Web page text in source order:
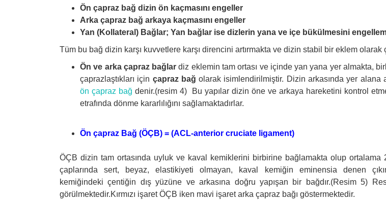
Ön çapraz bağ dizin ön kaçmasını engeller
Arka çapraz bağ arkaya kaçmasını engeller
Yan (Kollateral) Bağlar; Yan bağlar ise dizlerin yana ve içe bükülmesini
Tüm bu bağ dizin karşı kuvvetlere karşı direncini artırmakta ve dizin stabil bir eklem olarak
Ön ve arka çapraz bağlar diz eklemin tam ortası ve içinde yan yana yer almakta,
çaprazlaştıkları için çapraz bağ olarak isimlendirilmiştir. Dizin arkasında yer alana
ön çapraz bağ denir.(resim 4) Bu yapılar dizin öne ve arkaya hareketini kontrol
etrafında dönme kararlılığını sağlamaktadırlar.
Ön çapraz Bağ (ÖÇB) = (ACL-anterior cruciate ligament)
ÖÇB dizin tam ortasında uyluk ve kaval kemiklerini birbirine bağlamakta olup
çaplarında sert, beyaz, elastikiyeti olmayan, kaval kemiğin eminensia denen
kemiğindeki çentiğin dış yüzüne ve arkasına doğru yapışan bir bağdır.(Resim 5)
görülmektedir.Kırmızı işaret ÖÇB iken mavi işaret arka çapraz bağı göstermektedir.